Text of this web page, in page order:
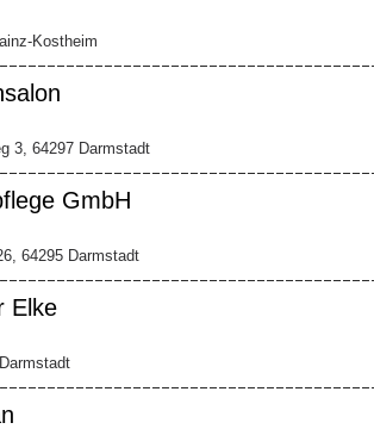
Kostheim
3, 64297 Darmstadt
GmbH
64295 Darmstadt
Elke